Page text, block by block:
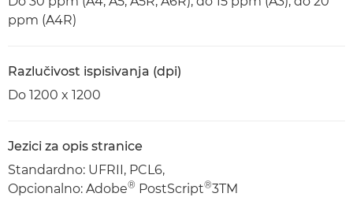
ppm (A4R)
Razlučivost ispisivanja (dpi)
Do 1200 x 1200
Jezici za opis stranice
Standardno: UFRII, PCL6,
Opcionalno: Adobe® PostScript®3TM